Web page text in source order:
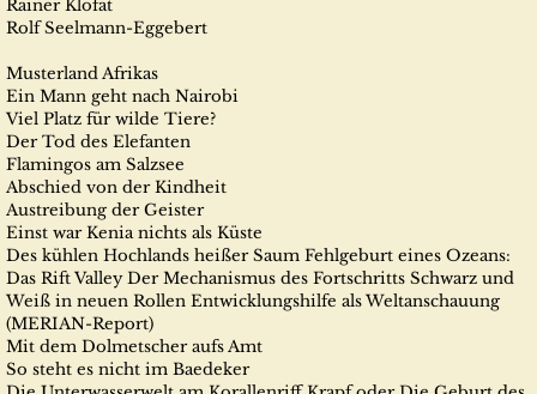
Rainer Klofat
Rolf Seelmann-Eggebert
Musterland Afrikas
Ein Mann geht nach Nairobi
Viel Platz für wilde Tiere?
Der Tod des Elefanten
Flamingos am Salzsee
Abschied von der Kindheit
Austreibung der Geister
Einst war Kenia nichts als Küste
Des kühlen Hochlands heißer Saum Fehlgeburt eines Ozeans:
Das Rift Valley Der Mechanismus des Fortschritts Schwarz und
Weiß in neuen Rollen Entwicklungshilfe als Weltanschauung
(MERIAN-Report)
Mit dem Dolmetscher aufs Amt
So steht es nicht im Baedeker